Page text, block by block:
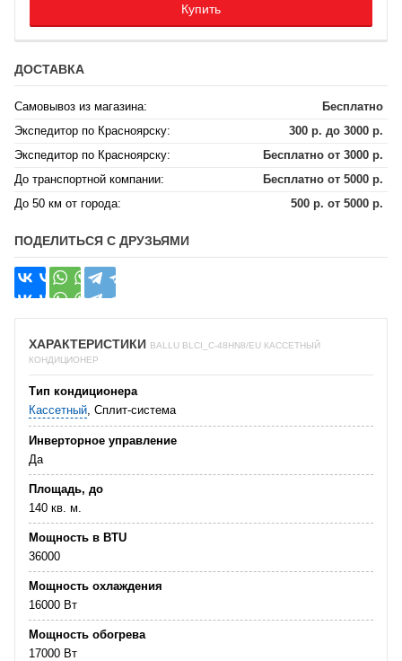
Купить
ДОСТАВКА
Самовывоз из магазина:
Бесплатно
Экспедитор по Красноярску:
300 р. до 3000 р.
Экспедитор по Красноярску:
Бесплатно от 3000 р.
До транспортной компании:
Бесплатно от 5000 р.
До 50 км от города:
500 р. от 5000 р.
ПОДЕЛИТЬСЯ С ДРУЗЬЯМИ
ХАРАКТЕРИСТИКИ BALLU BLCI_C-48HN8/EU КАССЕТНЫЙ
КОНДИЦИОНЕР
Тип кондиционера
Кассетный , Сплит-система
Инверторное управление
Да
Площадь, до
140 кв. м.
Мощность в BTU
36000
Мощность охлаждения
16000 Вт
Мощность обогрева
17000 Вт